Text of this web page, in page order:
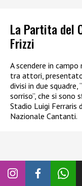
La Partita del
Frizzi
A scendere in
tra attori,
divisi in due
sorriso”, che si
Stadio Luigi Ferraris
Nazionale Cantanti.